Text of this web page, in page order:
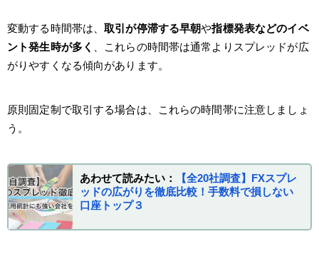
変動する時間帯は、取引が停滞する早朝や指標発表などのイベ
ント発生時が多く
、これらの時間帯は通常よりスプレッドが広
がりやすくなる傾向があります。
原則固定制で取引する場合は、これらの時間帯に注意しましょ
う。
あわせて読みたい：
【全20社調査】FXスプレ
ッドの広がりを徹底比較！手数料で損しない
口座トップ３